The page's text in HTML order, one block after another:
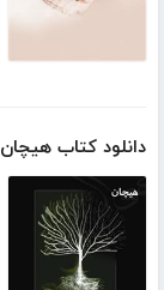
دانلود کتاب هیچان